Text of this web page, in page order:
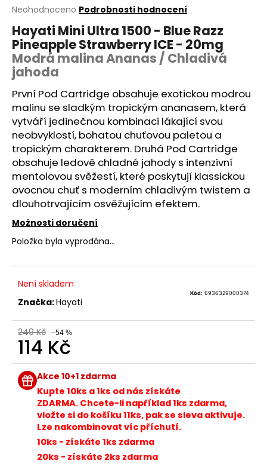
Průměrné
produktu
je
0,0
z
5
hvězdiček.
Neohodnoceno Podrobnosti hodnocení
Hayati Mini Ultra 1500 - Blue Razz
Pineapple Strawberry ICE - 20mg
Modrá malina Ananas / Chladivá
jahoda
První Pod Cartridge obsahuje exotickou modrou
malinu se sladkým tropickým ananasem, která
vytváří jedinečnou kombinaci lákající svou
neobvyklostí, bohatou chuťovou paletou a
tropickým charakterem. Druhá Pod Cartridge
obsahuje ledově chladné jahody s intenzivní
mentolovou svěžestí, které poskytují klassickou
ovocnou chuť s moderním chladivým twistem a
dlouhotrvajícím osvěžujícím efektem.
Možnosti doručení
Položka byla vyprodána…
Není skladem
Kód: 6936329000374
Značka:Hayati
249 Kč –54 %
114 Kč
Měrná
cena:Akce 10+1 zdarma
Kupte 10ks a 1ks od nás získáte
ZDARMA. Chcete-li například 1ks zdarma,
vložte si do košíku 11ks, pak se sleva aktivuje.
Lze nakombinovat víc příchutí.
10ks - získáte 1ks zdarma
20ks - získáte 2ks zdarma
a
j
í
t
?
HLEDAT
D
o
p
o
r
č
u
e
m
e
BÁZE
FIFTY
BOOSTER
IMPERIA
5X10ML
20MG
Původně: